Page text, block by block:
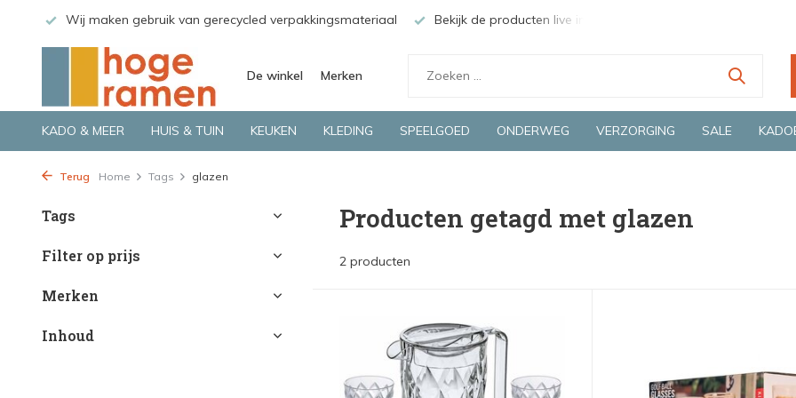
Wij maken gebruik van gerecycled verpakkingsmateriaal Bekijk de producten live in onze winkel in Deventer
De winkel Merken
KADO & MEER HUIS & TUIN KEUKEN KLEDING SPEELGOED ONDERWEG VERZORGING SALE
Terug Home Tags glazen
Tags
Filter op prijs
Merken
Inhoud
Producten getagd met glazen
2 producten